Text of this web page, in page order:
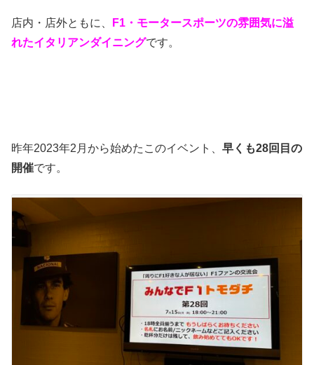
店内・店外ともに、
F1・モータースポーツの雰囲気に溢
れたイタリアンダイニングです。
昨年2023年2月から始めたこのイベント、 早くも28回目の
開催です。